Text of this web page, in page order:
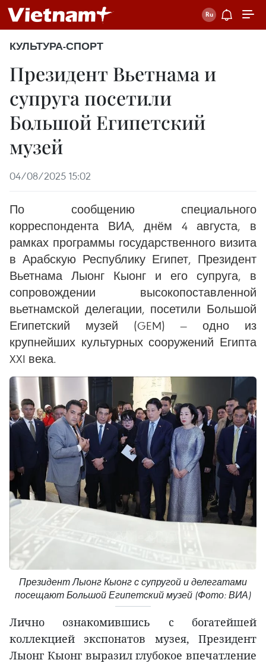
КУЛЬТУРА-СПОРТ
Президент Вьетнама и
супруга посетили
Большой Египетский
музей
04/08/2025 15:02
По сообщению специального
корреспондента ВИА, днём 4 августа, в
рамках программы государственного визита
в Арабскую Республику Египет, Президент
Вьетнама Лыонг Кыонг и его супруга, в
сопровождении высокопоставленной
вьетнамской делегации, посетили Большой
Египетский музей (GEM) — одно из
крупнейших культурных сооружений Египта
XXI века.
Президент Лыонг Кыонг с супругой и делегатами
посещают Большой Египетский музей (Фото: ВИА)
Лично ознакомившись с богатейшей
коллекцией экспонатов музея, Президент
Лыонг Кыонг выразил глубокое впечатление